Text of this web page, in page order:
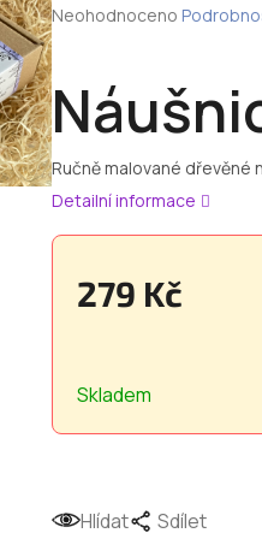
Ručně malované dřevěné
Detailní informace
Hlídat Sdílet
279 Kč
Skladem
Průměrné
hodnocení
produktu
je
0,0
z
hvězdiček.
Neohodnoceno